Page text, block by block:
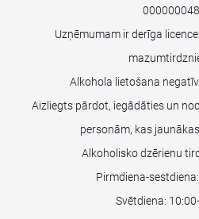
Uzņēmumam ir derīga
Alkohola lietošana
Aizliegts pārdot, iegādāties un
personām, kas
Alkoholisko dzērienu
Pirmdiena-
Svētdiena: